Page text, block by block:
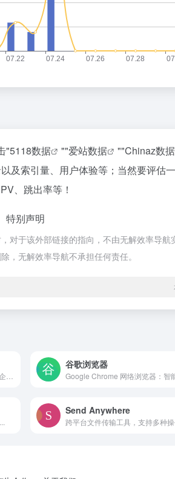
"5118数据 ""爱站数据 ""Chinaz数据
索引量、用户体验等；当然要评估
、跳出率等！
特别声明
于该外部链接的指向，不由无解效率导
，无解效率导航不承担任何责任。
谷歌浏览器
Send Anywhere